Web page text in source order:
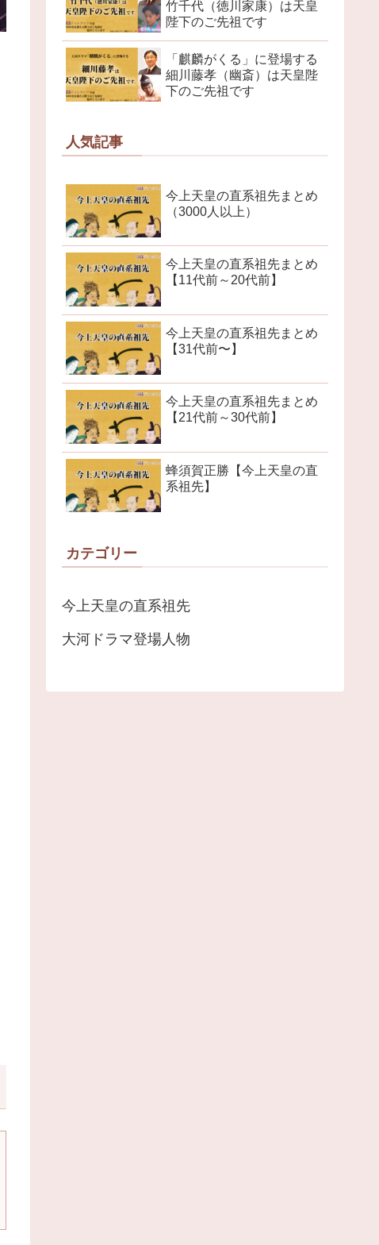
竹千代（徳川家康）は天皇
陛下のご先祖です
「麒麟がくる」に登場する
細川藤孝（幽斎）は天皇陛
下のご先祖です
人気記事
今上天皇の直系祖先まとめ
（3000人以上）
今上天皇の直系祖先まとめ
【11代前～20代前】
今上天皇の直系祖先まとめ
【31代前〜】
今上天皇の直系祖先まとめ
【21代前～30代前】
蜂須賀正勝【今上天皇の直
系祖先】
カテゴリー
今上天皇の直系祖先
大河ドラマ登場人物